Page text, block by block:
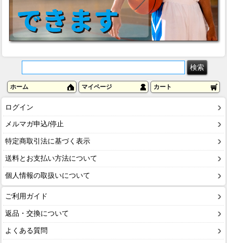
ホーム マイページ カート
ログイン
メルマガ申込/停止
特定商取引法に基づく表示
送料とお支払い方法について
個人情報の取扱いについて
ご利用ガイド
返品・交換について
よくある質問